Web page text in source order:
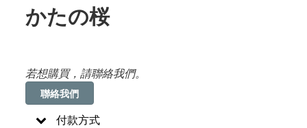
かたの桜
若想購買，請聯絡我們。
聯絡我們
付款方式